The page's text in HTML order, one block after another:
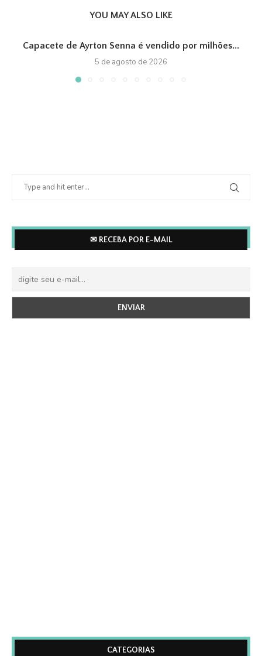
YOU MAY ALSO LIKE
Capacete de Ayrton Senna é vendido por milhões...
5 de agosto de 2026
✉ RECEBA POR E-MAIL
CATEGORIAS